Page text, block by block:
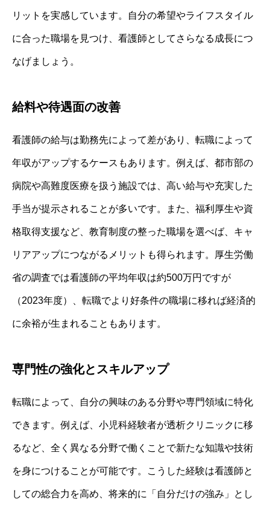
リットを実感しています。自分の希望やライフスタイル
に合った職場を見つけ、看護師としてさらなる成長につ
なげましょう。
給料や待遇面の改善
看護師の給与は勤務先によって差があり、転職によって
年収がアップするケースもあります。例えば、都市部の
病院や高難度医療を扱う施設では、高い給与や充実した
手当が提示されることが多いです。また、福利厚生や資
格取得支援など、教育制度の整った職場を選べば、キャ
リアアップにつながるメリットも得られます。厚生労働
省の調査では看護師の平均年収は約500万円ですが
（2023年度）、転職でより好条件の職場に移れば経済的
に余裕が生まれることもあります。
専門性の強化とスキルアップ
転職によって、自分の興味のある分野や専門領域に特化
できます。例えば、小児科経験者が透析クリニックに移
るなど、全く異なる分野で働くことで新たな知識や技術
を身につけることが可能です。こうした経験は看護師と
しての総合力を高め、将来的に「自分だけの強み」とし